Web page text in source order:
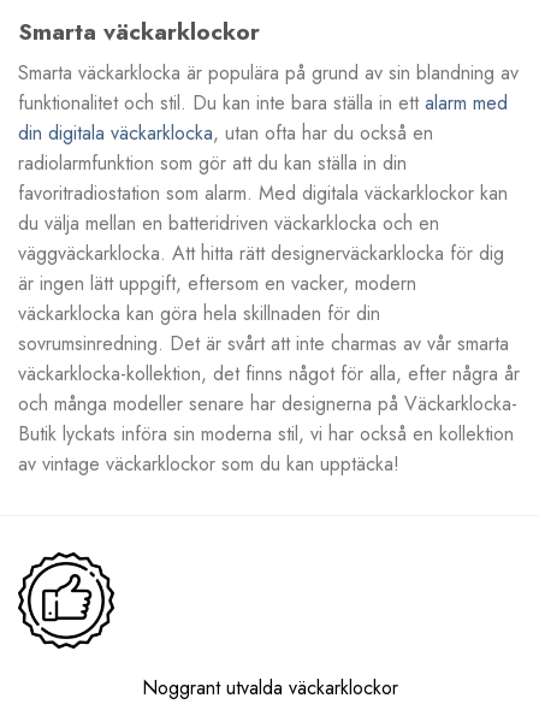
Smarta väckarklockor
Smarta väckarklocka är populära på grund av sin blandning av
funktionalitet och stil. Du kan inte bara ställa in ettalarm med
din digitala väckarklocka, utan ofta har du också en
radiolarmfunktion som gör att du kan ställa in din
favoritradiostation som alarm. Med digitala väckarklockor kan
du välja mellan en batteridriven väckarklocka och en
väggväckarklocka. Att hitta rätt designerväckarklocka för dig
är ingen lätt uppgift, eftersom en vacker, modern
väckarklocka kan göra hela skillnaden för din
sovrumsinredning. Det är svårt att inte charmas av vår smarta
väckarklocka-kollektion, det finns något för alla, efter några år
och många modeller senare har designerna på Väckarklocka-
Butik lyckats införa sin moderna stil, vi har också en kollektion
av vintage väckarklockor som du kan upptäcka!
Noggrant utvalda väckarklockor